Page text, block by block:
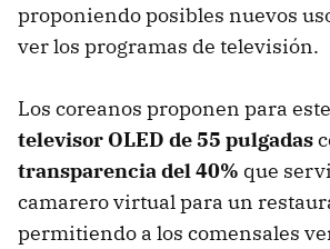
proponiendo posibles nuevos
ver los programas de televisión.
Los coreanos proponen para
televisor OLED de 55 pulgadas
transparencia del 40% que
camarero virtual para un
permitiendo a los comensales